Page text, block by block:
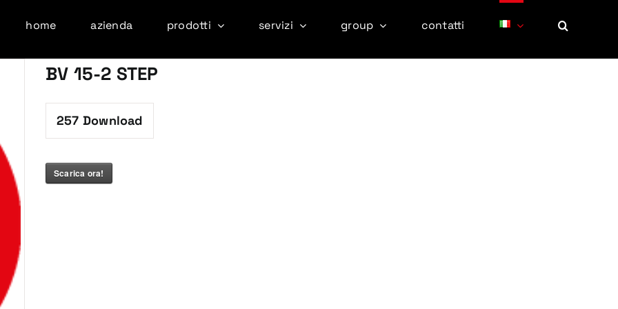
home azienda prodotti servizi group contatti
BV 15-2 STEP
257 Download
Scarica ora!